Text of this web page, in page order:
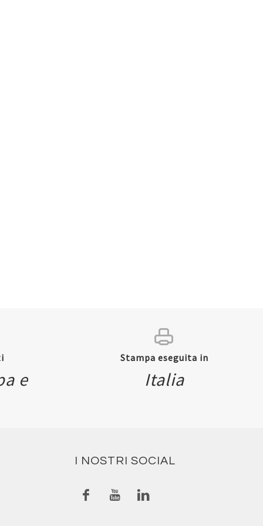
e
Stampa eseguita in
Italia
I NOSTRI SOCIAL